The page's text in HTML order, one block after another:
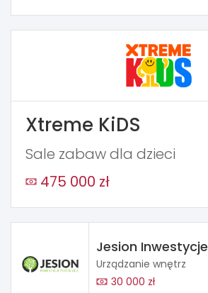
Xtreme KiDS
Sale zabaw dla dzieci
475 000 zł
Jesion Inwestycje
Urządzanie wnętrz
30 000 zł